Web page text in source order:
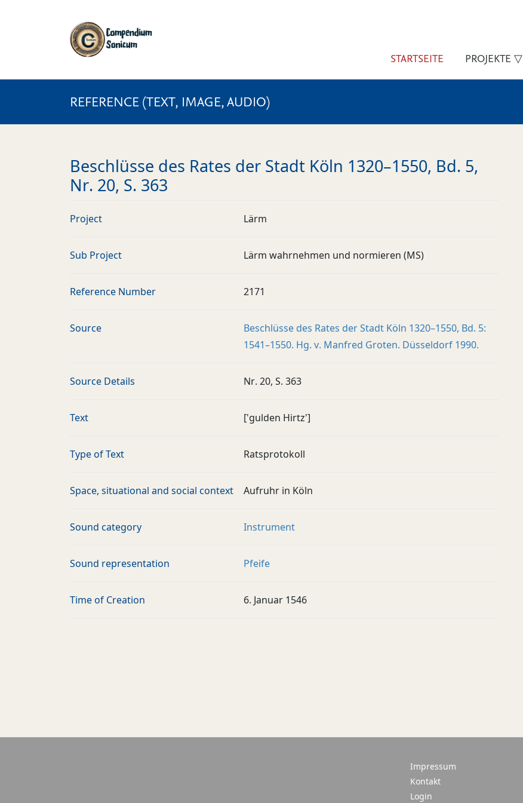
STARTSEITE PROJEKTE ▽
REFERENCE (TEXT, IMAGE, AUDIO)
Beschlüsse des Rates der Stadt Köln 1320–1550, Bd. 5,
Nr. 20, S. 363
Project Lärm
Sub Project Lärm wahrnehmen und normieren (MS)
Reference Number 2171
Source
Beschlüsse des Rates der Stadt Köln 1320–1550, Bd. 5:
1541–1550. Hg. v. Manfred Groten. Düsseldorf 1990.
Source Details Nr. 20, S. 363
Text ['gulden Hirtz']
Type of Text Ratsprotokoll
Space, situational and social context Aufruhr in Köln
Sound category Instrument
Sound representation Pfeife
Time of Creation 6. Januar 1546
Impressum
Kontakt
Login